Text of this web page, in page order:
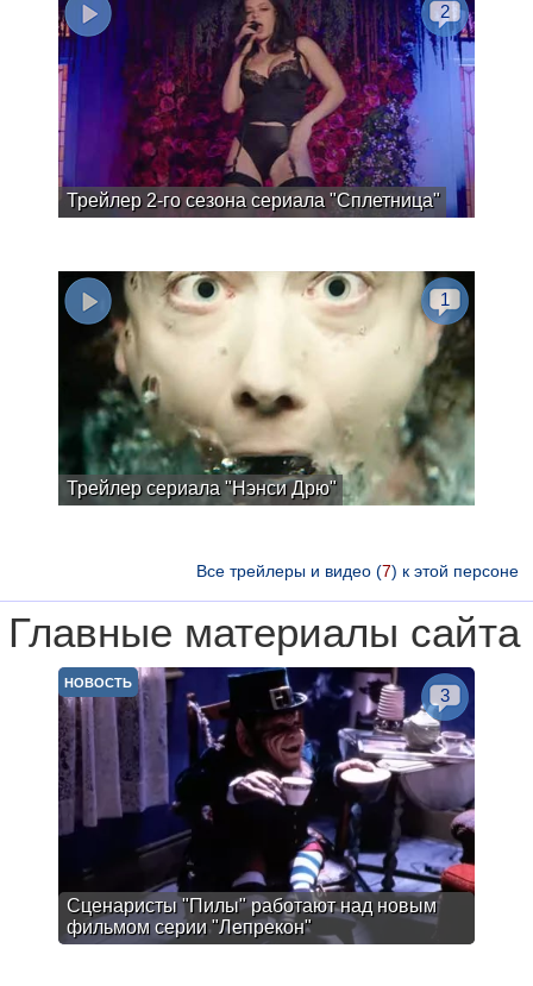
Трейлер 2-го сезона сериала "Сплетница"
2
Трейлер сериала "Нэнси Дрю"
1
Все трейлеры и видео (7) к этой персоне
Главные материалы сайта
Сценаристы "Пилы" работают над новым
фильмом серии "Лепрекон"
НОВОСТЬ
3